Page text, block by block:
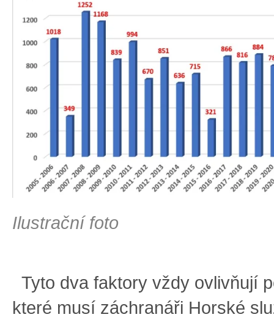
Ilustrační foto
Tyto dva faktory vždy ovlivňují
které musí záchranáři Horské